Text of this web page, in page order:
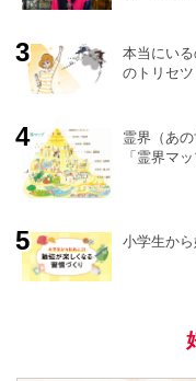
本当にい
のトリセツ
霊界（あ
「霊界マ
小学生か